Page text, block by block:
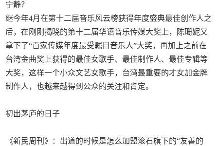
宁静？
继今年4月在第十二届音乐风云榜获得年度盛典最佳创作人之
后，在刚刚揭晓的第十二届华语音乐传媒大奖上，陈珊妮又
拿下了“百家传媒年度最受瞩目音乐人”大奖，再加上之前在
台湾金曲奖上获得的最佳女歌手、最佳制作人、最佳专辑等
大奖，这样一个小众文艺女歌手，台湾最重要的才女加金牌
制作人，也越来越得到公众的关注和肯定。
初出茅庐的日子
《新民周刊》：出道的时候是怎么加盟滚石旗下的“友善的